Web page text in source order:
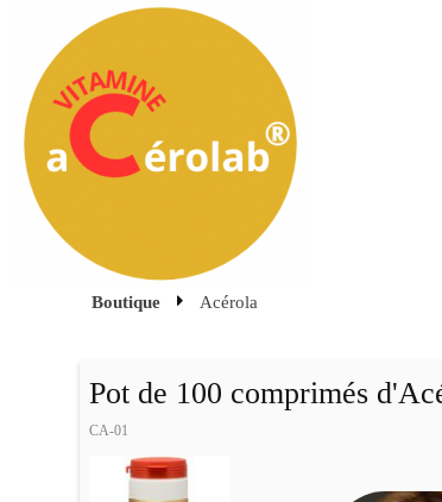
Boutique Acérola
Pot de 100 comprimés
CA-01